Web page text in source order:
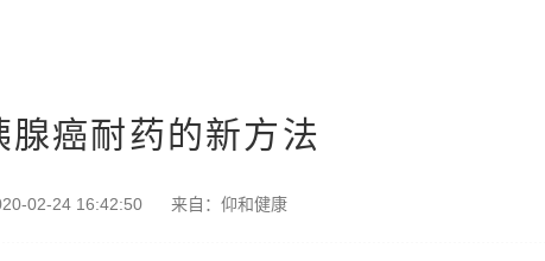
腺癌耐药的新方法
02-24 16:42:50 来自： 仰和健康